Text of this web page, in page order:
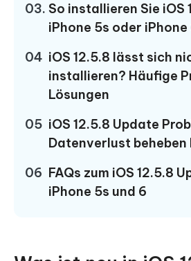
03. So installieren Sie iOS
iPhone 5s oder iPhone
04 iOS 12.5.8 lässt sich
installieren? Häufige
Lösungen
05 iOS 12.5.8 Update
Datenverlust beheben
06 FAQs zum iOS 12.5.8
iPhone 5s und 6